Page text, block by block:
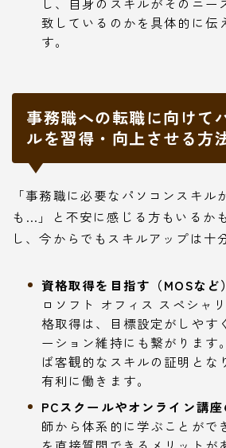
致しているのかを具体的に伝
す。
事務職への転職に向けて
ルを習得・向上させる方
「事務職に必要なパソコンスキル
も…」と不安に感じる方もいるか
し、今からでもスキルアップは十
資格取得を目指す（MOSなど
ロソフト オフィス スペシャ
格取得は、目標設定がしやす
ーション維持にも繋がります
ば客観的なスキルの証明とな
有利に働きます。
PCスクールやオンライン講
師から体系的に学ぶことがで